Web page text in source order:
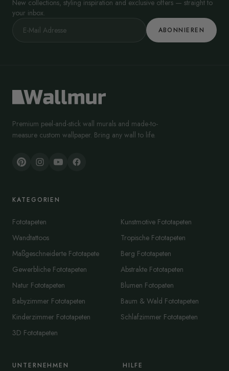
New collections, styling inspiration and exclusive offers — straight to
your inbox.
ABONNIEREN
Premium peel-and-stick wall murals and made-to-
measure custom wallpaper. Bring any wall to life.
KATEGORIEN
Fototapeten
Wandtattoos
Maßgeschneiderte Fototapete
Gewerbliche Fototapeten
Natur Fototapeten
Babyzimmer Fototapeten
Kinderzimmer Fototapeten
3D Fototapeten
Kunstmotive Fototapeten
Tropische Fototapeten
Berg Fototapeten
Abstrakte Fototapeten
Blumen Fotopaten
Baum & Wald Fototapeten
Schlafzimmer Fototapeten
UNTERNEHMEN HILFE